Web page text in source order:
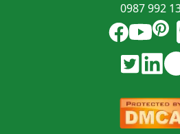
0987 992